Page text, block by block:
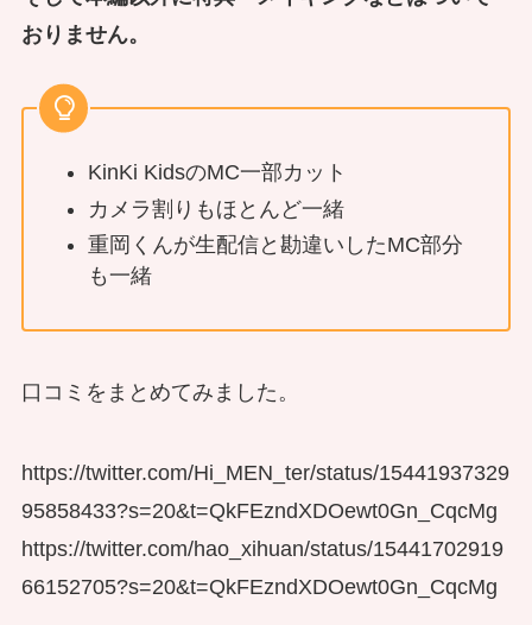
おりません。
KinKi KidsのMC一部カット
カメラ割りもほとんど一緒
重岡くんが生配信と勘違いしたMC部分
も一緒
口コミをまとめてみました。
https://twitter.com/Hi_MEN_ter/status/15441937329
95858433?s=20&t=QkFEzndXDOewt0Gn_CqcMg
https://twitter.com/hao_xihuan/status/15441702919
66152705?s=20&t=QkFEzndXDOewt0Gn_CqcMg